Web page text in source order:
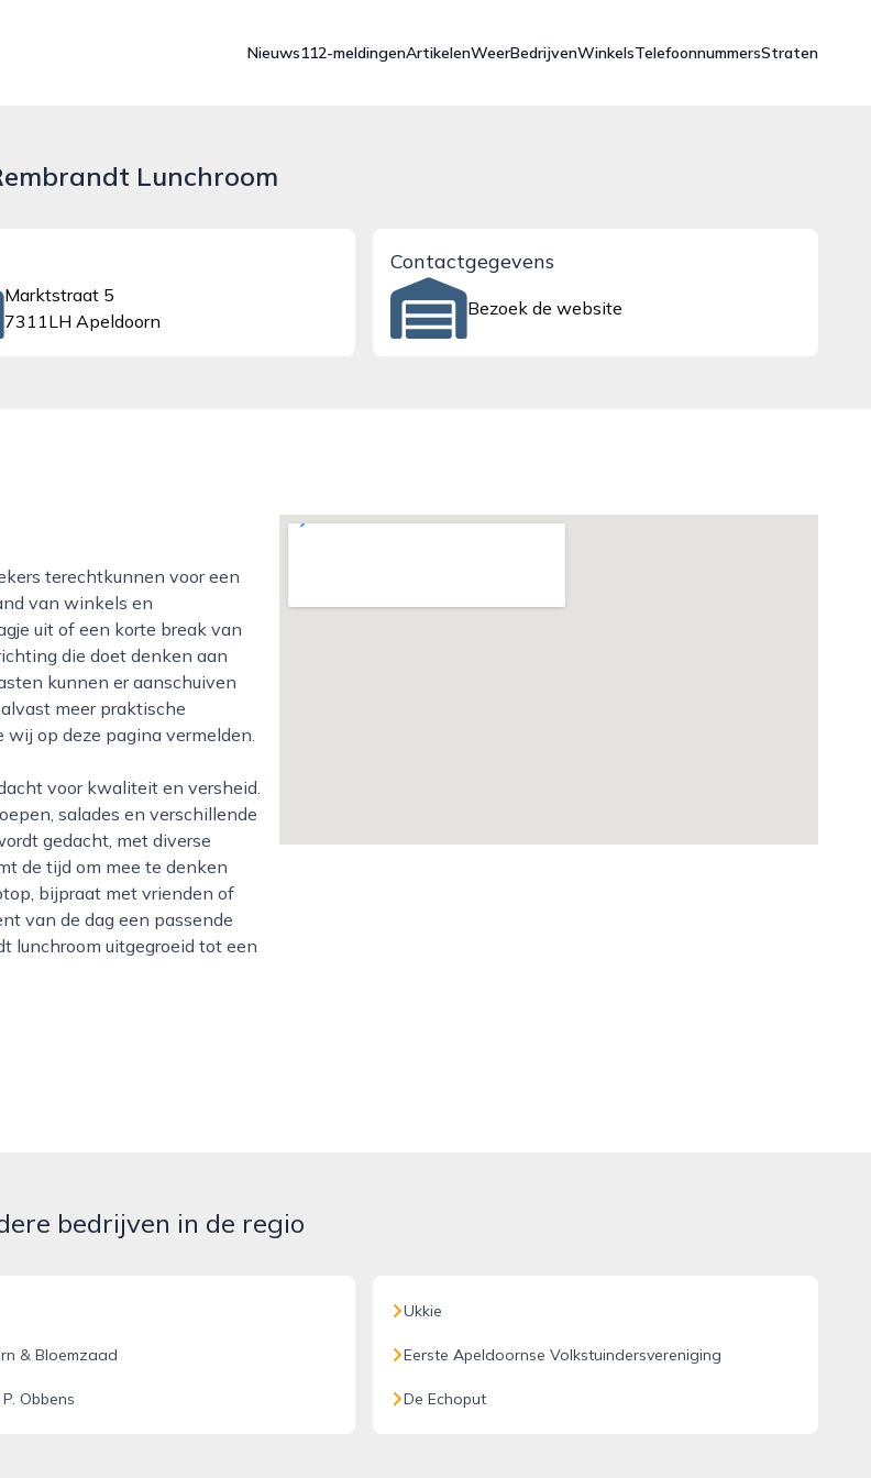
Nieuws112-meldingenArtikelenWeerBedrijvenWinkelsTelefoonnummersStraten
Lunchroom
Marktstraat 5
7311LH Apeldoorn
Contactgegevens
Bezoek de website
van winkels en
uit of een korte break van
die doet denken aan
kunnen er aanschuiven
meer praktische
op deze pagina vermelden.
salades en verschillende
gedacht, met diverse
de tijd om mee te denken
bijpraat met vrienden of
van de dag een passende
lunchroom uitgegroeid tot een
bedrijven in de regio
& Bloemzaad
Obbens
Ukkie
Eerste Apeldoornse Volkstuindersvereniging
De Echoput